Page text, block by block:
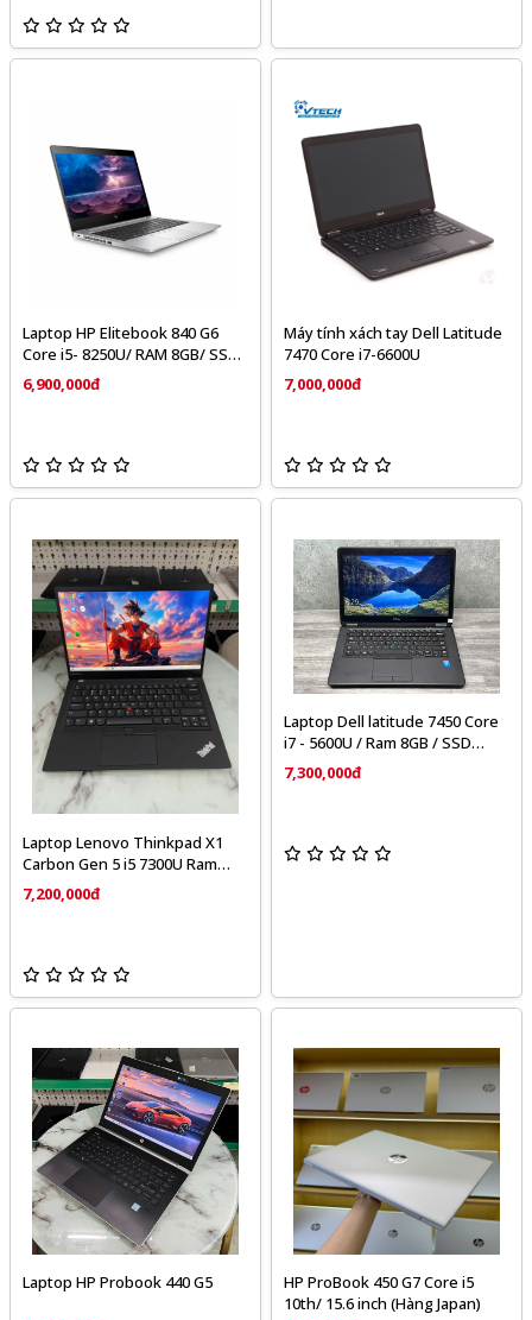
Laptop HP Elitebook 840 G6
Core i5- 8250U/ RAM 8GB/ SSD
256GB/ Màn hình 14″ FHD
6,900,000đ
Máy tính xách tay Dell Latitude
7470 Core i7-6600U
7,000,000đ
Laptop Lenovo Thinkpad X1
Carbon Gen 5 i5 7300U Ram
8GB SSD 256GB 14.0” FHD
7,200,000đ
Laptop Dell latitude 7450 Core
i7 - 5600U / Ram 8GB / SSD
256GB / 14 inch FHD
7,300,000đ
Laptop HP Probook 440 G5
HP ProBook 450 G7 Core i5
10th/ 15.6 inch (Hàng Japan)